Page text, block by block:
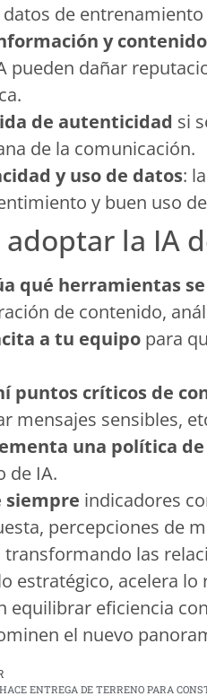
datos de
y
pueden dañar
de autenticidad si
de la comunicación.
y uso de datos:
y buen uso
adoptar la IA
qué herramientas
de contenido,
a tu equipo para
puntos críticos de
mensajes sensibles,
una política
de IA.
siempre indicadores
percepciones de
transformando las
estratégico, acelera
equilibrar eficiencia
el nuevo